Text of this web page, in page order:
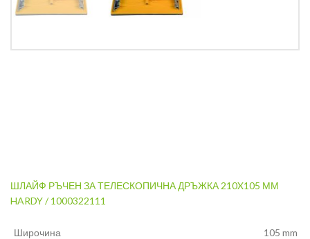
ШЛАЙФ РЪЧЕН ЗА ТЕЛЕСКОПИЧНА ДРЪЖКА 210X105 ММ
HARDY / 1000322111
Широчина
105 mm